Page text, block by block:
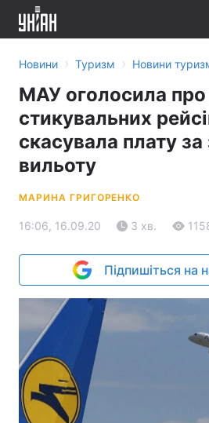
Новини › Туризм › Новини
МАУ оголосила про
стикувальних
скасувала плату за
вильоту
МАРИНА ГРИГОРЕНКО
16:06, 16.09.20 3 хв.
Підпишіться на